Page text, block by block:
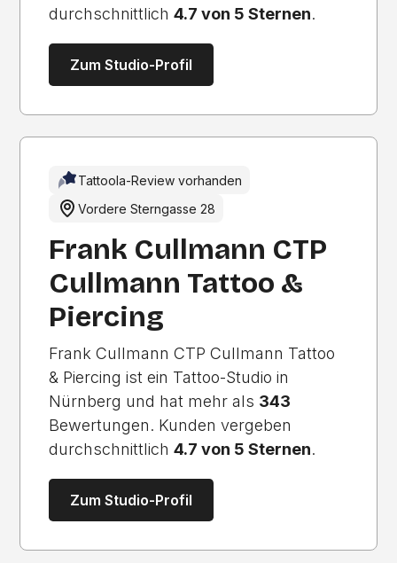
durchschnittlich4.7 von 5 Sternen.
Zum Studio-Profil
Tattoola-Review vorhanden
Vordere Sterngasse 28
Frank Cullmann CTP
Cullmann Tattoo &
Piercing
Frank Cullmann CTP Cullmann Tattoo
& Piercing ist ein Tattoo-Studio in
Nürnberg und hat mehr als 343
Bewertungen. Kunden vergeben
durchschnittlich4.7 von 5 Sternen.
Zum Studio-Profil